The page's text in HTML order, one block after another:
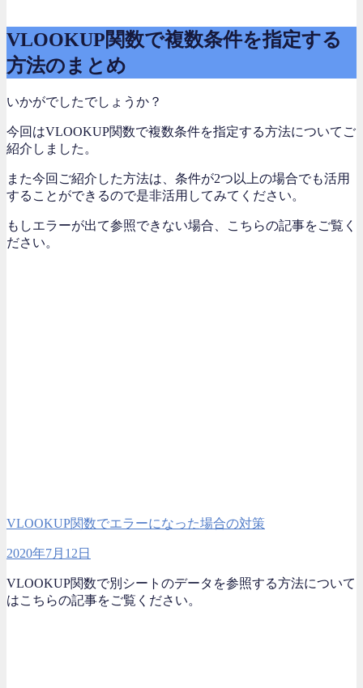
VLOOKUP関数で複数条件を指定する
方法のまとめ
いかがでしたでしょうか？
今回はVLOOKUP関数で複数条件を指定する方法についてご
紹介しました。
また今回ご紹介した方法は、条件が2つ以上の場合でも活用
することができるので是非活用してみてください。
もしエラーが出て参照できない場合、こちらの記事をご覧く
ださい。
VLOOKUP関数でエラーになった場合の対策
2020年7月12日
VLOOKUP関数で別シートのデータを参照する方法について
はこちらの記事をご覧ください。